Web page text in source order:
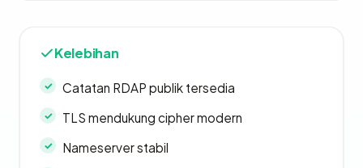
Kelebihan
Catatan RDAP publik tersedia
TLS mendukung cipher modern
Nameserver stabil